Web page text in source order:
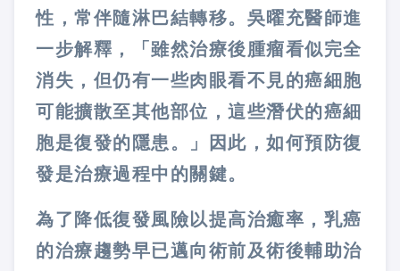
性，常伴隨淋巴結轉移。吳曜充醫師進
一步解釋，「雖然治療後腫瘤看似完全
消失，但仍有一些肉眼看不見的癌細胞
可能擴散至其他部位，這些潛伏的癌細
胞是復發的隱患。」因此，如何預防復
發是治療過程中的關鍵。
為了降低復發風險以提高治癒率，乳癌
的治療趨勢早已邁向術前及術後輔助治